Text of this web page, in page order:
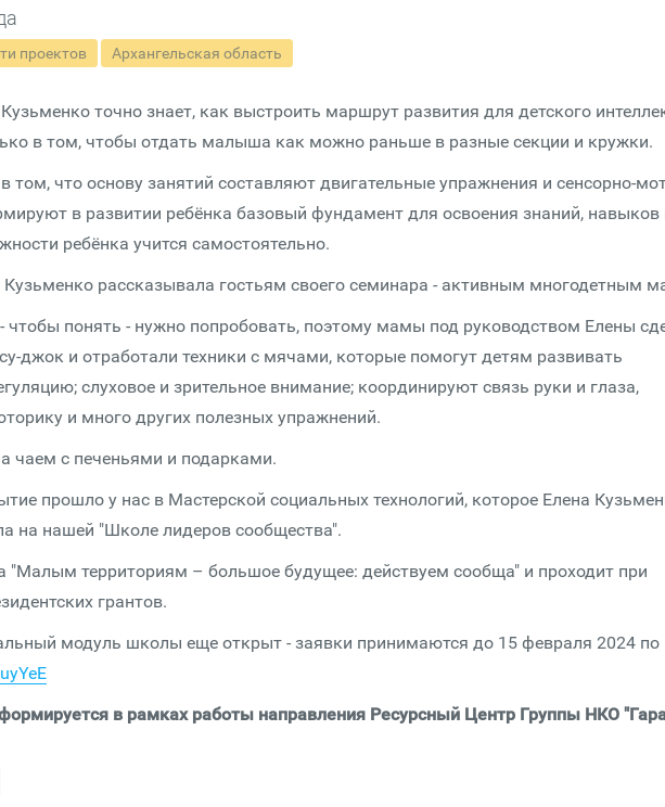
проектов Архангельская область
точно знает, как выстроить маршрут развития для детского
в том, чтобы отдать малыша как можно раньше в разные секции и кружки.
том, что основу занятий составляют двигательные упражнения и сенсорно-
в развитии ребёнка базовый фундамент для освоения знаний, навыков
ребёнка учится самостоятельно.
Кузьменко рассказывала гостьям своего семинара - активным многодетным
чтобы понять - нужно попробовать, поэтому мамы под руководством Елены
джок и отработали техники с мячами, которые помогут детям развивать
слуховое и зрительное внимание; координируют связь руки и глаза,
и много других полезных упражнений.
чаем с печеньями и подарками.
прошло у нас в Мастерской социальных технологий, которое Елена
на нашей "Школе лидеров сообщества".
"Малым территориям – большое будущее: действуем сообща" и проходит при
грантов.
модуль школы еще открыт - заявки принимаются до 15 февраля 2024 по
в рамках работы направления Ресурсный Центр Группы НКО